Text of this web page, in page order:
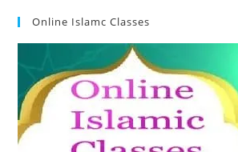
Online Islamc Classes